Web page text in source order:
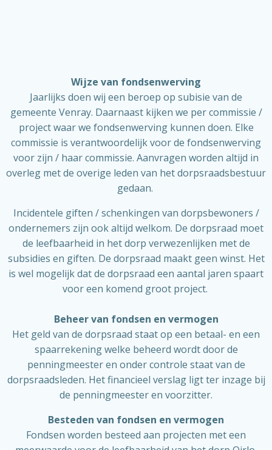
Wijze van fondsenwerving
Jaarlijks doen wij een beroep op subisie van de
gemeente Venray. Daarnaast kijken we per commissie /
project waar we fondsenwerving kunnen doen. Elke
commissie is verantwoordelijk voor de fondsenwerving
voor zijn / haar commissie. Aanvragen worden altijd in
overleg met de overige leden van het dorpsraadsbestuur
gedaan.
Incidentele giften / schenkingen van dorpsbewoners /
ondernemers zijn ook altijd welkom. De dorpsraad moet
de leefbaarheid in het dorp verwezenlijken met de
subsidies en giften. De dorpsraad maakt geen winst. Het
is wel mogelijk dat de dorpsraad een aantal jaren spaart
voor een komend groot project.
Beheer van fondsen en vermogen
Het geld van de dorpsraad staat op een betaal- en een
spaarrekening welke beheerd wordt door de
penningmeester en onder controle staat van de
dorpsraadsleden. Het financieel verslag ligt ter inzage bij
de penningmeester en voorzitter.
Besteden van fondsen en vermogen
Fondsen worden besteed aan projecten met een